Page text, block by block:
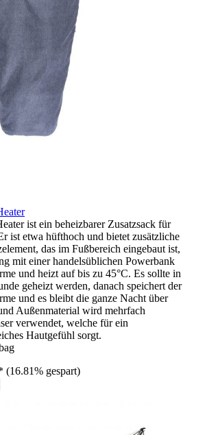
ist ein beheizbarer Zusatzsack für
ist etwa hüfthoch und bietet zusätzliche
das im Fußbereich eingebaut ist,
mit einer handelsüblichen Powerbank
und heizt auf bis zu 45°C. Es sollte in
geheizt werden, danach speichert der
und es bleibt die ganze Nacht über
Außenmaterial wird mehrfach
verwendet, welche für ein
Hautgefühl sorgt.
(16.81% gespart)